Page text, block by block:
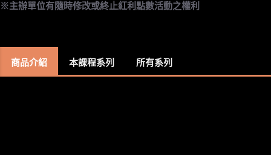
※主辦單位有隨時修改或終止紅利點數活動之權利
商品介紹 本課程系列 所有系列